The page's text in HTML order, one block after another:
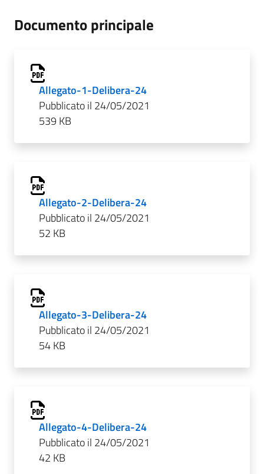
Documento principale
Allegato-1-Delibera-24
Pubblicato il 24/05/2021
539 KB
Allegato-2-Delibera-24
Pubblicato il 24/05/2021
52 KB
Allegato-3-Delibera-24
Pubblicato il 24/05/2021
54 KB
Allegato-4-Delibera-24
Pubblicato il 24/05/2021
42 KB